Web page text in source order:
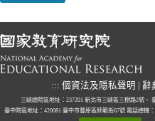
::: 個資法及隱私聲明 辭
三峽總院區地址：237201 新北市三峽區三樹路2號、
臺中院區地址：420081 臺中市豐原區師範街67號 電話總機：